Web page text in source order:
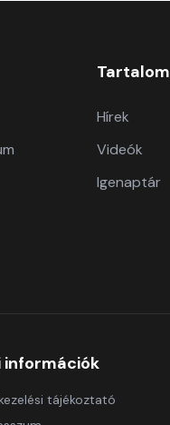
Tartalom
Hírek
Videók
Igenaptár
információk
tájékoztató